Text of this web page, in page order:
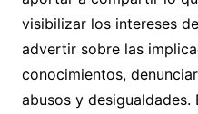
visibilizar los intereses
advertir sobre las
conocimientos,
abusos y